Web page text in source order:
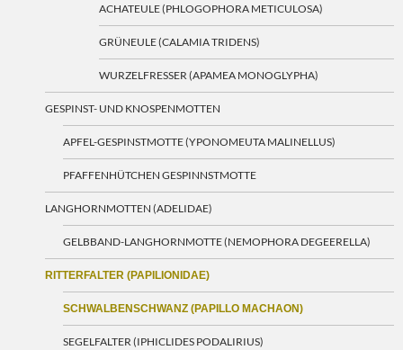
ACHATEULE (PHLOGOPHORA METICULOSA)
GRÜNEULE (CALAMIA TRIDENS)
WURZELFRESSER (APAMEA MONOGLYPHA)
GESPINST- UND KNOSPENMOTTEN
APFEL-GESPINSTMOTTE (YPONOMEUTA MALINELLUS)
PFAFFENHÜTCHEN GESPINNSTMOTTE
LANGHORNMOTTEN (ADELIDAE)
GELBBAND-LANGHORNMOTTE (NEMOPHORA DEGEERELLA)
RITTERFALTER (PAPILIONIDAE)
SCHWALBENSCHWANZ (PAPILLO MACHAON)
SEGELFALTER (IPHICLIDES PODALIRIUS)